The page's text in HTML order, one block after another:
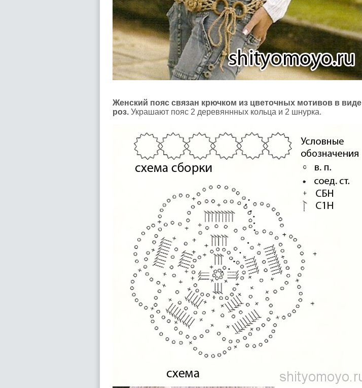
Женский пояс связан крючком из цветочных мотивов в виде
роз. Украшают пояс 2 деревяннных кольца и 2 шнурка.